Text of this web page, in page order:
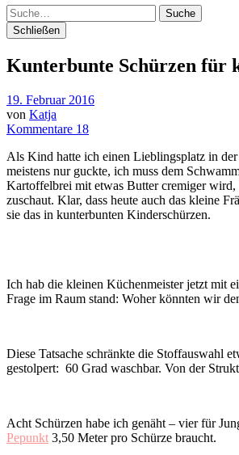
Suche
Schließen
Kunterbunte Schürzen für
19. Februar 2016
von Katja
Kommentare 18
Als Kind hatte ich einen Lieblingsplatz in
meistens nur guckte, ich muss dem
Kartoffelbrei mit etwas Butter cremiger wird,
zuschaut. Klar, dass heute auch das kleine
sie das in kunterbunten Kinderschürzen.
Ich hab die kleinen Küchenmeister jetzt mit
Frage im Raum stand: Woher könnten wir
Diese Tatsache schränkte die Stoffauswahl
gestolpert: 60 Grad waschbar. Von der
Acht Schürzen habe ich genäht – vier für
Pepunkt 3,50 Meter pro Schürze braucht.